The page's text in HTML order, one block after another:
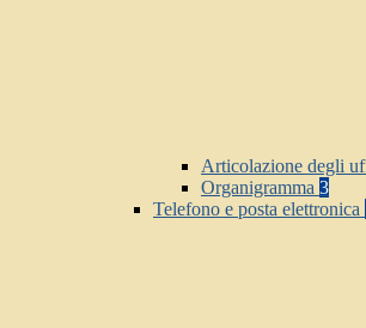
Articolazione degli
Organigramma 3
Telefono e posta elettronica